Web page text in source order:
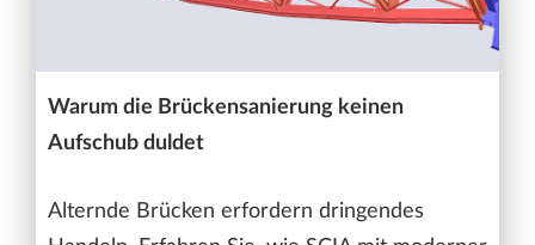
Warum die Brückensanierung keinen
Aufschub duldet
Alternde Brücken erfordern dringendes